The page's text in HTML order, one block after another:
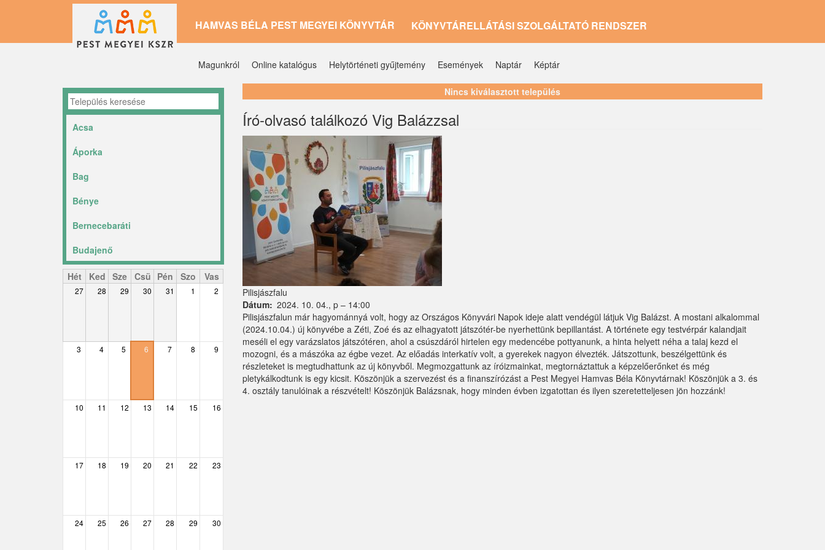
tartalomra
HAMVAS BÉLA PEST MEGYEI KÖNYVTÁR KÖNYVTÁRELLÁTÁSI SZOLGÁLTATÓ RENDSZER
Magunkról Online katalógus Helytörténeti gyűjtemény Események Naptár Képtár
Acsa
Áporka
Bag
Bénye
Bernecebaráti
Budajenő
Ceglédbercel
Csobánka
Csörög
Délegyháza
Dunabogdány
Hét Ked Sze Csü Pén Szo Vas
27 28 29 30 31 1 2
3 4 5 6 7 8 9
10 11 12 13 14 15 16
17 18 19 20 21 22 23
24 25 26 27 28 29 30
Nincs kiválasztott település
Író-olvasó találkozó Vig Balázzsal
Pilisjászfalu
Dátum
2024. 10. 04., p – 14:00
Pilisjászfalun már hagyománnyá volt, hogy az Országos Könyvári Napok ideje alatt vendégül látjuk Vig Balázst. A mostani alkalommal
(2024.10.04.) új könyvébe a Zéti, Zoé és az elhagyatott játszótér-be nyerhettünk bepillantást. A története egy testvérpár kalandjait
meséli el egy varázslatos játszótéren, ahol a csúszdáról hirtelen egy medencébe pottyanunk, a hinta helyett néha a talaj kezd el
mozogni, és a mászóka az égbe vezet. Az előadás interkatív volt, a gyerekek nagyon élvezték. Játszottunk, beszélgettünk és
részleteket is megtudhattunk az új könyvből. Megmozgattunk az íróizmainkat, megtornáztattuk a képzelőerőnket és még
pletykálkodtunk is egy kicsit. Köszönjük a szervezést és a finanszírózást a Pest Megyei Hamvas Béla Könyvtárnak! Köszönjük a 3. és
4. osztály tanulóinak a részvételt! Köszönjük Balázsnak, hogy minden évben izgatottan és ilyen szeretetteljesen jön hozzánk!